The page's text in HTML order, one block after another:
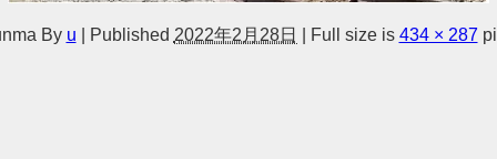
By u Published 2022年2月28日 Full size is 434 × 287